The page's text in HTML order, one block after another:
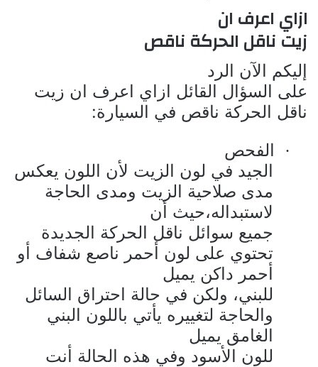
ازاي اعرف ان
زيت ناقل الحركة ناقص
إليكم الآن الرد
على السؤال القائل ازاي اعرف ان زيت
ناقل الحركة ناقص في السيارة:
·
الفحص
الجيد في لون الزيت لأن اللون يعكس
مدى صلاحية الزيت ومدى الحاجة
لاستبداله،حيث أن
جميع سوائل ناقل الحركة الجديدة
تحتوي على لون أحمر ناصع شفاف أو
أحمر داكن يميل
للبني، ولكن في حالة احتراق السائل
والحاجة لتغييره يأتي باللون البني
الغامق يميل
للون الأسود وفي هذه الحالة أنت